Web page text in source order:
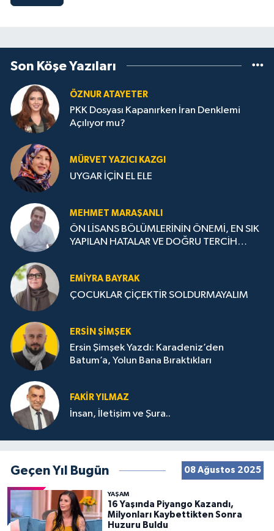
Son Köşe Yazıları
ÖZNUR ATAYETER
PKK Dosyası Kapanırken İran Denklemi
Açılıyor mu?
MÜRVET YAZICI KAZGI
UYGAR İÇİN EL ELE
MEHMET MARAŞANLI
ÖN LİSANS BÖLÜMLERİNİN ÖNEMİ, EN SIK
YAPILAN HATALAR VE DOĞRU TERCİH
EMIYRA BAYRAK
ÇOCUKLAR ÇİÇEKTİR SOLDURMAYALIM
ERSIN ŞIMŞEK
Ersin Şimşek Yazdı: Karadeniz’den
Batum’a, Yolun Bana Bıraktıkları
FAKIR YILMAZ
İnsan, İletişim ve Şura..
Geçen Yıl Bugün 08 Ağustos 2025
YAŞAM
16 Yaşında Piyango Kazandı,
Milyonları Kaybettikten Sonra
Huzuru Buldu